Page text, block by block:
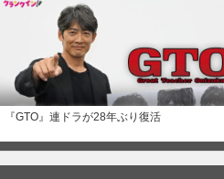
『GTO』連ドラが28年ぶり復活